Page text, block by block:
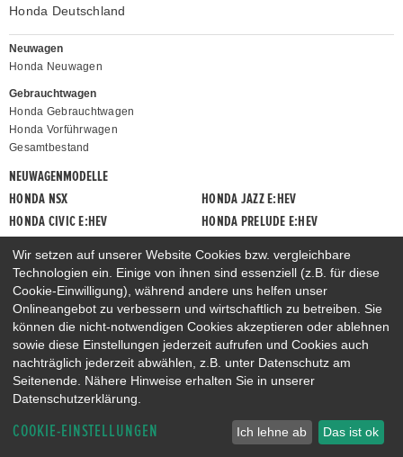
Honda Deutschland
Neuwagen
Honda Neuwagen
Gebrauchtwagen
Honda Gebrauchtwagen
Honda Vorführwagen
Gesamtbestand
NEUWAGENMODELLE
HONDA NSX
HONDA JAZZ E:HEV
HONDA CIVIC E:HEV
HONDA PRELUDE E:HEV
HONDA CR-V E:HEV & E:PHEV
Wir setzen auf unserer Website Cookies bzw. vergleichbare
Technologien ein. Einige von ihnen sind essenziell (z.B. für diese
Cookie-Einwilligung), während andere uns helfen unser
Onlineangebot zu verbessern und wirtschaftlich zu betreiben. Sie
können die nicht-notwendigen Cookies akzeptieren oder ablehnen
sowie diese Einstellungen jederzeit aufrufen und Cookies auch
nachträglich jederzeit abwählen, z.B. unter Datenschutz am
Seitenende. Nähere Hinweise erhalten Sie in unserer
Datenschutzerklärung.
COOKIE-EINSTELLUNGEN Ich lehne ab Das ist ok